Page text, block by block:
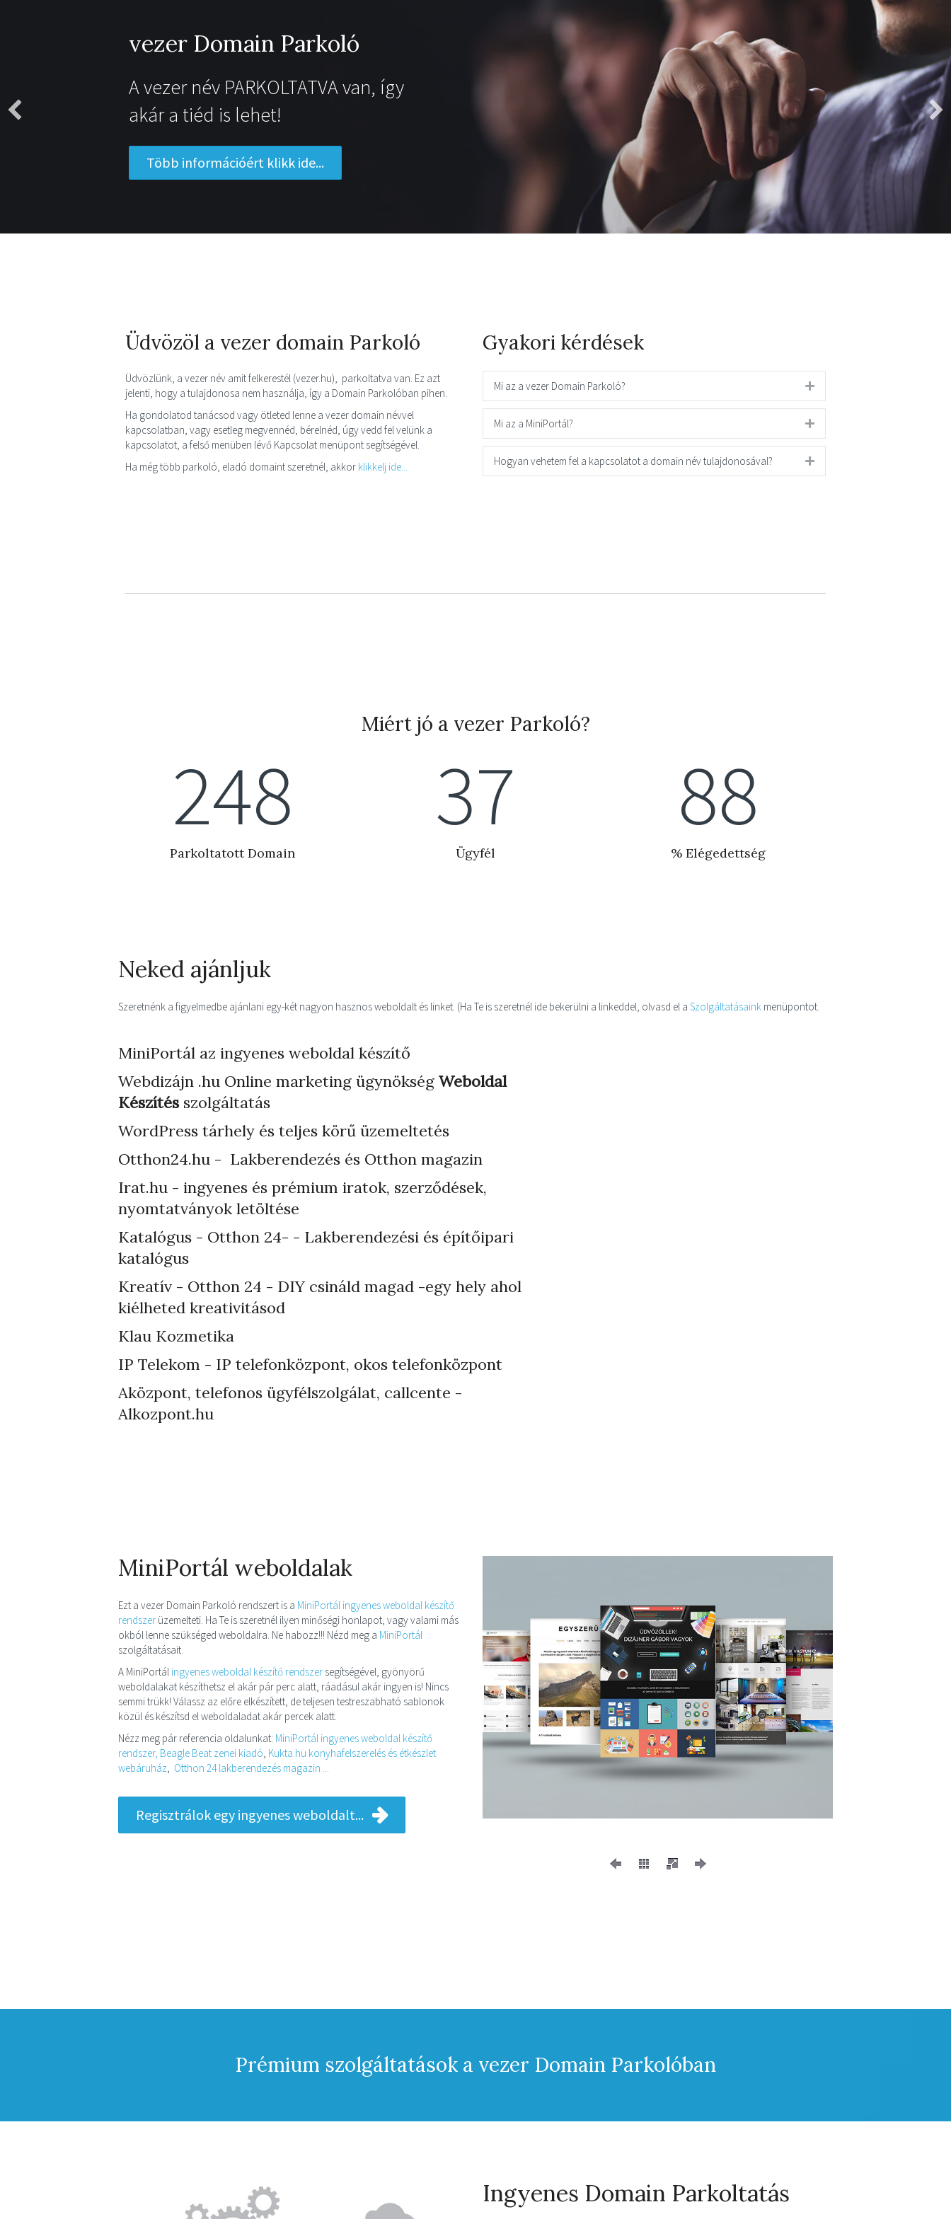
vezer Domain Parkoló
A vezer név PARKOLTATVA van, így
akár a tiéd is lehet!
Több információért klikk ide...
Üdvözöl a vezer domain Parkoló
Üdvözlünk, a vezer név amit felkerestél (vezer.hu), parkoltatva van. Ez azt
jelenti, hogy a tulajdonosa nem használja, így a Domain Parkolóban pihen.
Ha gondolatod tanácsod vagy ötleted lenne a vezer domain névvel
kapcsolatban, vagy esetleg megvennéd, bérelnéd, úgy vedd fel velünk a
kapcsolatot, a felső menüben lévő Kapcsolat menüpont segítségével.
Ha még több parkoló, eladó domaint szeretnél, akkor klikkelj ide...
Gyakori kérdések
Mi az a vezer Domain Parkoló?
Mi az a MiniPortál?
Hogyan vehetem fel a kapcsolatot a domain név tulajdonosával?
Miért jó a vezer Parkoló?
280
Parkoltatott Domain
42
Ügyfél
100
% Elégedettség
Neked ajánljuk
Szeretnénk a figyelmedbe ajánlani egy-két nagyon hasznos weboldalt és linket. (Ha Te is szeretnél ide bekerülni a linkeddel, olvasd el a Szolgáltatásaink menüpontot.
MiniPortál az ingyenes weboldal készítő
Webdizájn .hu Online marketing ügynökség Weboldal
Készítésszolgáltatás
WordPress tárhely és teljes körű üzemeltetés
Otthon24.hu - Lakberendezés és Otthon magazin
Irat.hu - ingyenes és prémium iratok, szerződések,
nyomtatványok letöltése
Katalógus - Otthon 24- - Lakberendezési és építőipari
katalógus
Kreatív - Otthon 24 - DIY csináld magad -egy hely ahol
kiélheted kreativitásod
Klau Kozmetika
IP Telekom - IP telefonközpont, okos telefonközpont
Aközpont, telefonos ügyfélszolgálat, callcente -
Alkozpont.hu
MiniPortál weboldalak
Ezt a vezer Domain Parkoló rendszert is a MiniPortál ingyenes weboldal készítő
rendszer üzemelteti. Ha Te is szeretnél ilyen minőségi honlapot, vagy valami más
okból lenne szükséged weboldalra. Ne habozz!!! Nézd meg a MiniPortál
szolgáltatásait.
A MiniPortál ingyenes weboldal készítő rendszer segítségével, gyönyörű
weboldalakat készíthetsz el akár pár perc alatt, ráadásul akár ingyen is! Nincs
semmi trükk! Válassz az előre elkészített, de teljesen testreszabható sablonok
közül és készítsd el weboldaladat akár percek alatt.
Nézz meg pár referencia oldalunkat: MiniPortál ingyenes weboldal készítő
rendszer, Beagle Beat zenei kiadó, Kukta.hu konyhafelszerelés és étkészlet
webáruház, Otthon 24 lakberendezés magazin ...
Regisztrálok egy ingyenes weboldalt...
Prémium szolgáltatások a vezer Domain Parkolóban
Ingyenes Domain Parkoltatás